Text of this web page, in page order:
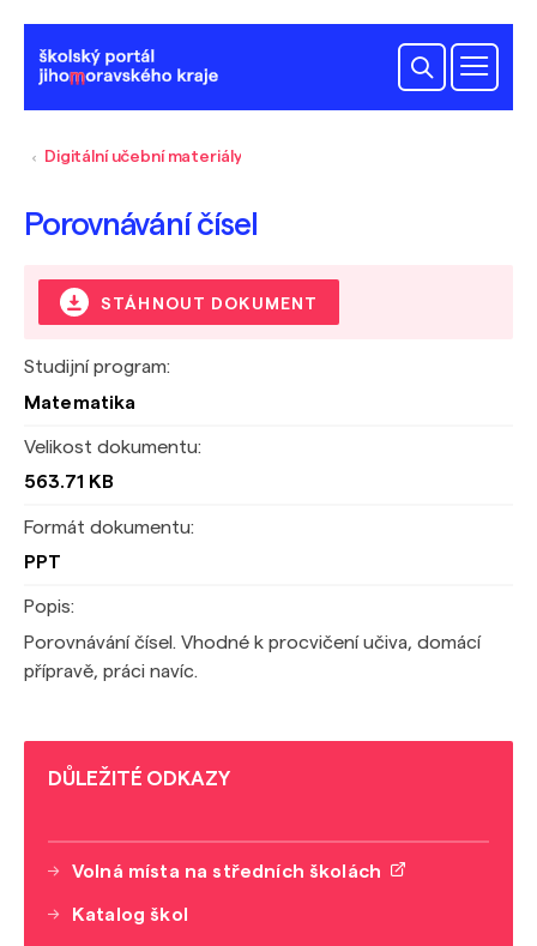
Digitální učební materiály
Porovnávání čísel
STÁHNOUT DOKUMENT
Studijní program:
Matematika
Velikost dokumentu:
563.71 KB
Formát dokumentu:
PPT
Popis:
Porovnávání čísel. Vhodné k procvičení učiva, domácí
přípravě, práci navíc.
DŮLEŽITÉ ODKAZY
Volná místa na středních školách
Katalog škol